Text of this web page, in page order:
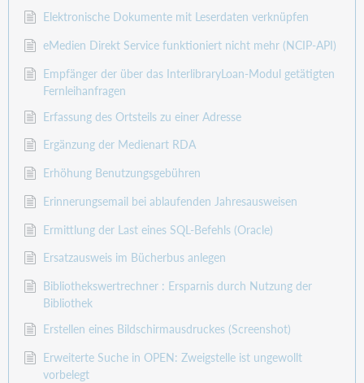
Elektronische Dokumente mit Leserdaten verknüpfen
eMedien Direkt Service funktioniert nicht mehr (NCIP-API)
Empfänger der über das InterlibraryLoan-Modul getätigten
Fernleihanfragen
Erfassung des Ortsteils zu einer Adresse
Ergänzung der Medienart RDA
Erhöhung Benutzungsgebühren
Erinnerungsemail bei ablaufenden Jahresausweisen
Ermittlung der Last eines SQL-Befehls (Oracle)
Ersatzausweis im Bücherbus anlegen
Bibliothekswertrechner : Ersparnis durch Nutzung der
Bibliothek
Erstellen eines Bildschirmausdruckes (Screenshot)
Erweiterte Suche in OPEN: Zweigstelle ist ungewollt
vorbelegt